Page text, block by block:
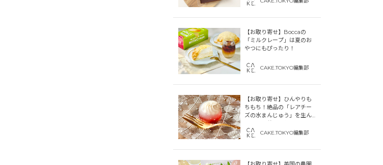
【お取り寄せ】Boccaの
「ミルクレープ」は夏のお
やつにもぴったり！
CAKE.TOKYO編集部
【お取り寄せ】ひんやりも
ちもち！絶品の「レアチー
ズの水まんじゅう」を生ん
だ「中津菓子かねい」のス
トーリーCAKE.TOKYO編集部